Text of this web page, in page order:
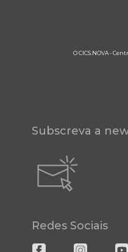
O CICS.NOVA -
Subscreva a
Redes Sociais